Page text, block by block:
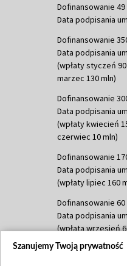
Dofinansowanie 49
Data podpisania
Dofinansowanie
Data podpisania
(wpłaty styczeń
marzec 130 mln)
Dofinansowanie
Data podpisania
(wpłaty kwiecień
czerwiec 10 mln)
Dofinansowanie
Data podpisania
(wpłaty lipiec 160
Dofinansowanie 60
Data podpisania
(wpłata wrzesień
Dofinansowanie 635
Szanujemy Twoją prywatność